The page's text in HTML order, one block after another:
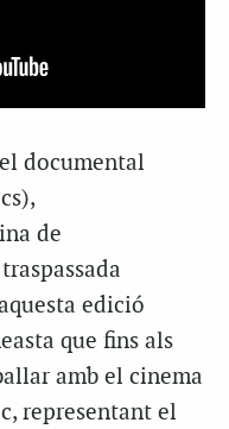
documental
de
edició
que fins als
amb el cinema
representant el